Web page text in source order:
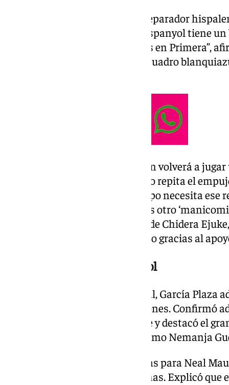
Sobre el conjunto catalán, el preparador
como a la plantilla perica. “El Espanyol tiene
jugadores, muy experimentados en Primera”,
conoce a varios futbolistas del cuadro
El ambiente del Sánchez Pizjuán volverá a
entrenador espera que el estadio repita el
encuentros y señaló que el equipo necesita ese
como ‘el manicomio’, esperamos otro
puso como ejemplo el esfuerzo de Chidera
último partido pese al cansancio gracias al
Posible once ante el Espanyol
En cuanto al posible once inicial, García Plaza
respecto a las últimas alineaciones. Confirmó
titular tras mejorar físicamente y destacó el
recientemente por jugadores como Nemanja
El técnico también tuvo palabras para Neal
cambiado en las últimas semanas. Explicó que